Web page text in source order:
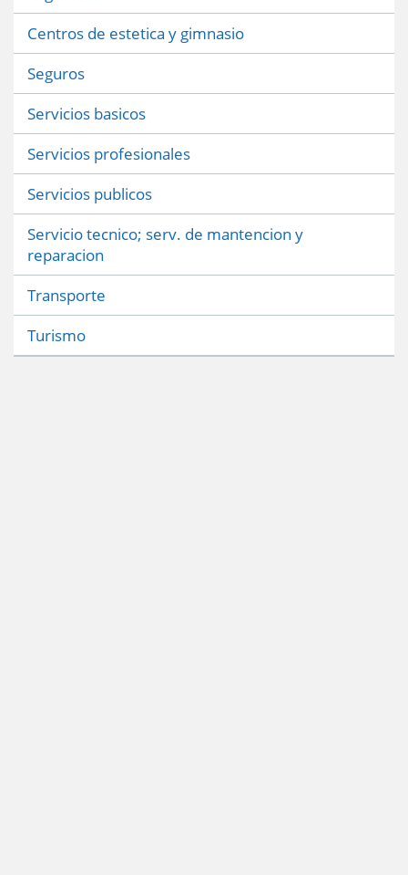
Centros de estetica y gimnasio
Seguros
Servicios basicos
Servicios profesionales
Servicios publicos
Servicio tecnico; serv. de mantencion y
reparacion
Transporte
Turismo